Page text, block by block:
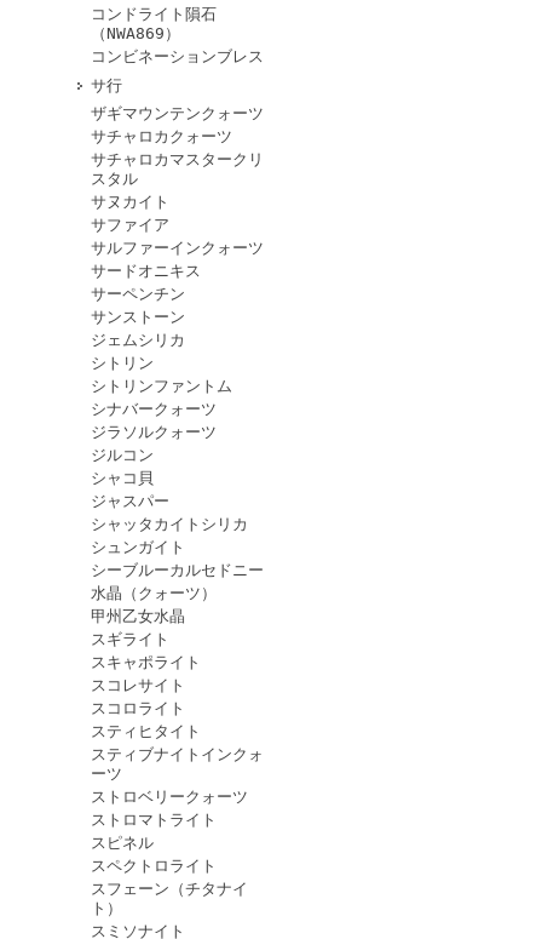
コンドライト隕石
（NWA869）
コンビネーションブレス
サ行
ザギマウンテンクォーツ
サチャロカクォーツ
サチャロカマスタークリ
スタル
サヌカイト
サファイア
サルファーインクォーツ
サードオニキス
サーペンチン
サンストーン
ジェムシリカ
シトリン
シトリンファントム
シナバークォーツ
ジラソルクォーツ
ジルコン
シャコ貝
ジャスパー
シャッタカイトシリカ
シュンガイト
シーブルーカルセドニー
水晶（クォーツ）
甲州乙女水晶
スギライト
スキャポライト
スコレサイト
スコロライト
スティヒタイト
スティブナイトインクォ
ーツ
ストロベリークォーツ
ストロマトライト
スピネル
スペクトロライト
スフェーン（チタナイ
ト）
スミソナイト